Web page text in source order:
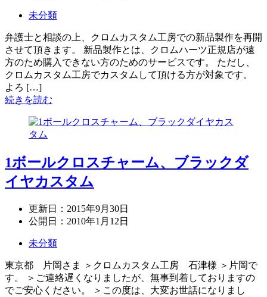
未分類
弁護士と相談の上、クロムカスタム工房での新品製作を再開
させて頂きます。 新品製作とは、クロムハーツ正規店が遠
方のため購入できない方のためのサービスです。 ただし、
クロムカスタム工房でカスタムして頂ける方が対象です。
よろ […]
続きを読む
1ボールクロスチャーム、ブラックダ
イヤカスタム
更新日： 2015年9月30日
公開日： 2010年1月12日
未分類
東京都 片岡さま ＞クロムカスタム工房 石津様 ＞片岡で
す。 ＞ご連絡遅くなりましたが、無事到着しておりますの
でご安心ください。 ＞この度は、大変お世話になりまし